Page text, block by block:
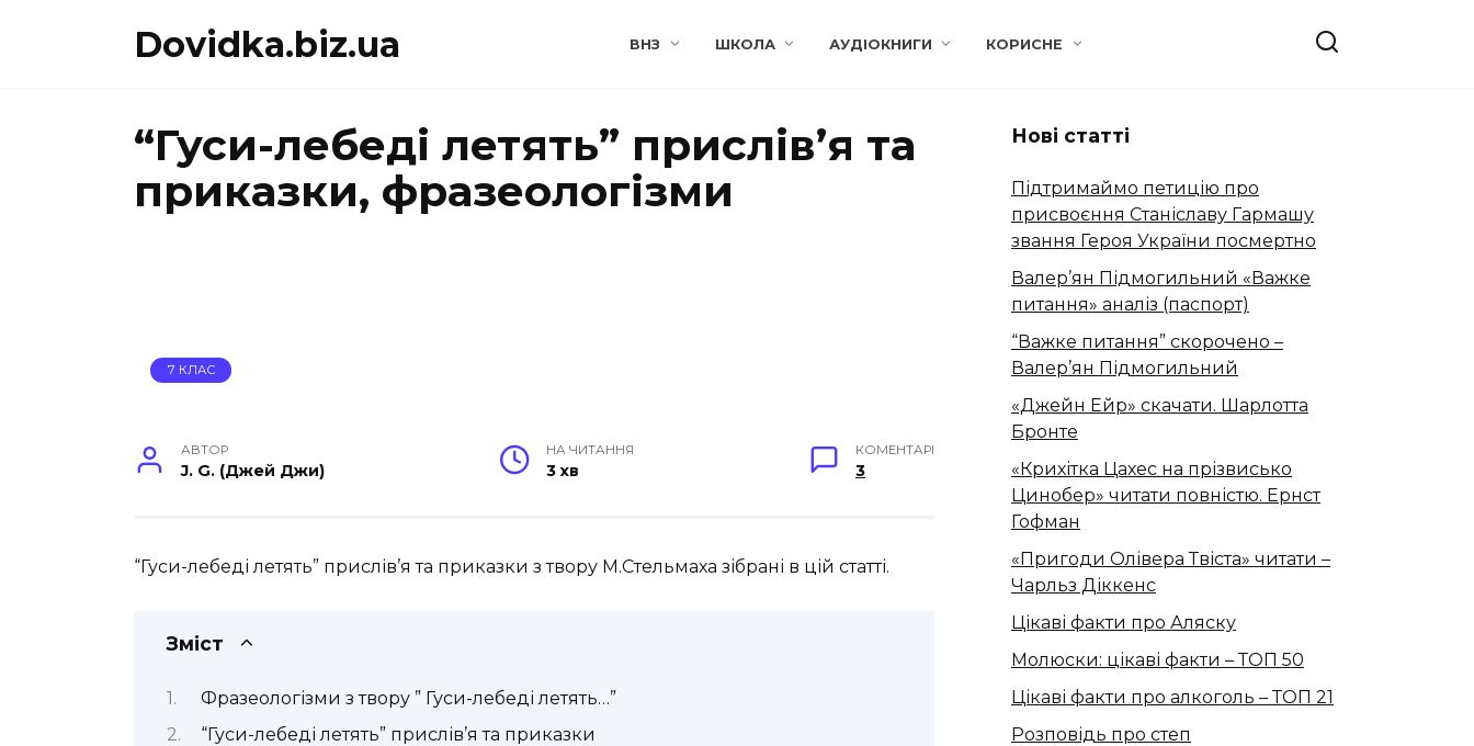
Dovidka.biz.ua ВНЗ ШКОЛА АУДІОКНИГИ КОРИСНЕ
“Гуси-лебеді летять” прислів’я та
приказки, фразеологізми
7 КЛАС
АВТОР
J. G. (Джей Джи)
НА ЧИТАННЯ
3 хв
КОМЕНТАРІ
3
“Гуси-лебеді летять” прислів’я та приказки з твору М.Стельмаха зібрані в цій статті.
Зміст
Фразеологізми з твору ” Гуси-лебеді летять…”
“Гуси-лебеді летять” прислів’я та приказки
Нові статті
Підтримаймо петицію про
присвоєння Станіславу Гармашу
звання Героя України посмертно
Валер’ян Підмогильний «Важке
питання» аналіз (паспорт)
“Важке питання” скорочено –
Валер’ян Підмогильний
«Джейн Ейр» скачати. Шарлотта
Бронте
«Крихітка Цахес на прізвисько
Цинобер» читати повністю. Ернст
Гофман
«Пригоди Олівера Твіста» читати –
Чарльз Діккенс
Цікаві факти про Аляску
Молюски: цікаві факти – ТОП 50
Цікаві факти про алкоголь – ТОП 21
Розповідь про степ